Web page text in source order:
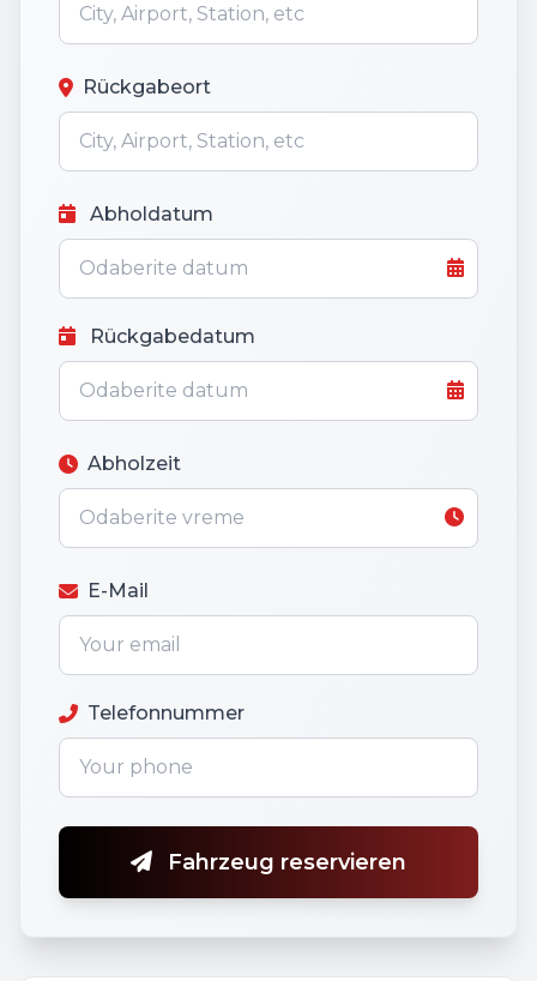
Rückgabeort
Abholdatum
Rückgabedatum
Abholzeit
E-Mail
Telefonnummer
Fahrzeug reservieren